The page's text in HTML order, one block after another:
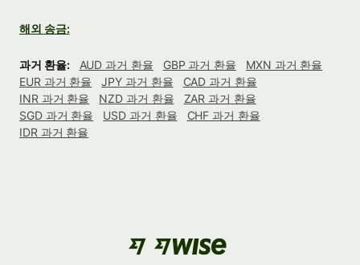
해외 송금:
과거 환율: AUD 과거 환율 GBP 과거 환율
MXN 과거 환율
EUR 과거 환율
JPY 과거 환율
CAD 과거 환율
INR 과거 환율
NZD 과거 환율
ZAR 과거 환율
SGD 과거 환율
USD 과거 환율
CHF 과거 환율
IDR 과거 환율